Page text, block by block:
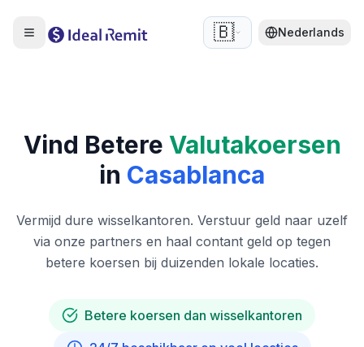
🇧🇪 Nederlands
Vind Betere Valutakoersen
in Casablanca
Vermijd dure wisselkantoren. Verstuur geld naar uzelf
via onze partners en haal contant geld op tegen
betere koersen bij duizenden lokale locaties.
Betere koersen dan wisselkantoren